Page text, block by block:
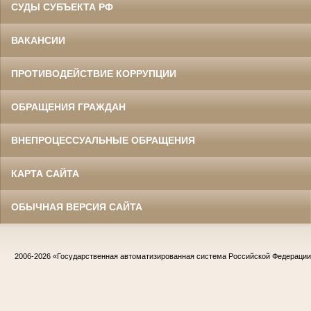
СУДЫ СУБЪЕКТА РФ
ВАКАНСИИ
ПРОТИВОДЕЙСТВИЕ КОРРУПЦИИ
ОБРАЩЕНИЯ ГРАЖДАН
ВНЕПРОЦЕССУАЛЬНЫЕ ОБРАЩЕНИЯ
КАРТА САЙТА
ОБЫЧНАЯ ВЕРСИЯ САЙТА
2006-2026 «Государственная автоматизированная система Российской